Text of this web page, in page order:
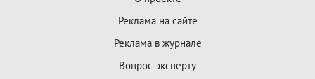
Реклама на сайте
Реклама в журнале
Вопрос эксперту